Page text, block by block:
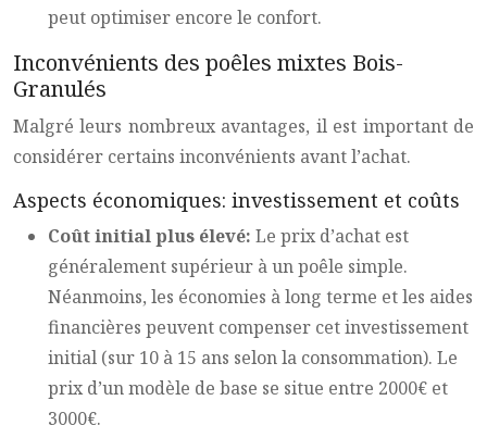
peut optimiser encore le confort.
Inconvénients des poêles mixtes Bois-
Granulés
Malgré leurs nombreux avantages, il est important de
considérer certains inconvénients avant l’achat.
Aspects économiques: investissement et coûts
Coût initial plus élevé: Le prix d’achat est
généralement supérieur à un poêle simple.
Néanmoins, les économies à long terme et les aides
financières peuvent compenser cet investissement
initial (sur 10 à 15 ans selon la consommation). Le
prix d’un modèle de base se situe entre 2000€ et
3000€.